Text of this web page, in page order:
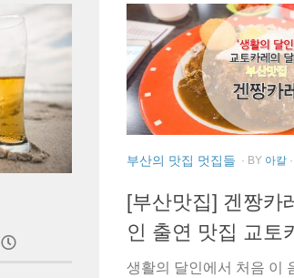
부산의 맛집 멋집들 · BY 아칼
[부산맛집] 겐짱카
인 출연 맛집 교토
생활의 달인에서 처음 이